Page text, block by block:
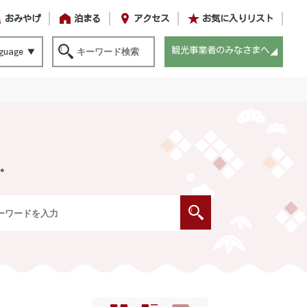
おみやげ 泊まる アクセス お気に入りリスト
観光事業者のみなさまへ